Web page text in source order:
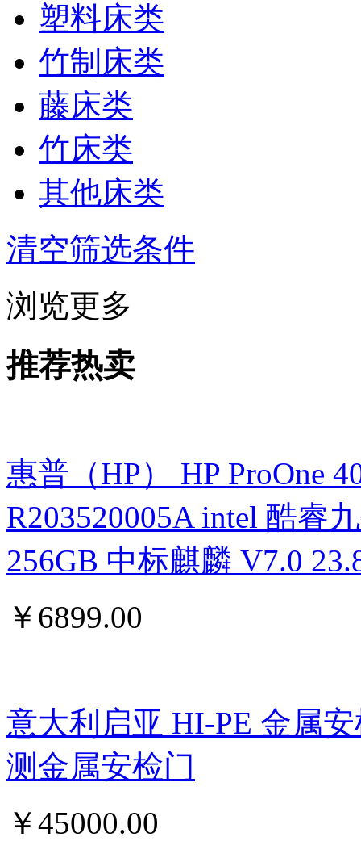
塑料床类
竹制床类
藤床类
竹床类
其他床类
清空筛选条件
浏览更多
推荐热卖
惠普（HP） HP ProOne
R203520005A intel 酷睿
256GB 中标麒麟 V7.0
￥ 6899.00
意大利启亚 HI-PE 金属
测金属安检门
￥45000.00